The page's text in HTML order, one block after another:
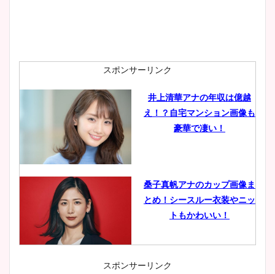
スポンサーリンク
井上清華アナの年収は億越
え！？自宅マンション画像も
豪華で凄い！
桑子真帆アナのカップ画像ま
とめ！シースルー衣装やニッ
トもかわいい！
小室瑛莉子のカップ画像まと
スポンサーリンク